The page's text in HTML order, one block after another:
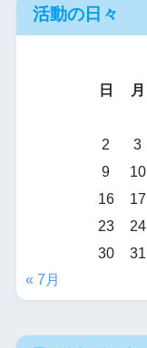
活動の日々
日
月
2
3
9
10
16
17
23
24
30
31
« 7月